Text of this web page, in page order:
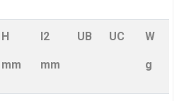
H
mm
I2
mm
UB UC W
g